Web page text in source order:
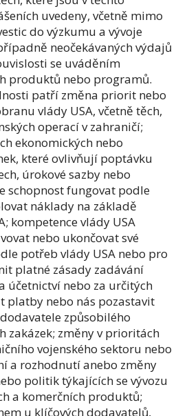
uvedeny, včetně mimo
do výzkumu a vývoje
neočekávaných výdajů
se uváděním
produktů nebo programů.
patří změna priorit nebo
vlády USA, včetně těch,
operací v zahraničí;
ekonomických nebo
které ovlivňují poptávku
úrokové sazby nebo
schopnost fungovat podle
náklady na základě
kompetence vlády USA
nebo ukončovat své
potřeb vlády USA nebo pro
platné zásady zadávání
účetnictví nebo za určitých
platby nebo nás pozastavit
způsobilého
zakázek; změny v prioritách
vojenského sektoru nebo
a rozhodnutí anebo změny
politik týkajících se vývozu
a komerčních produktů;
u klíčových dodavatelů,